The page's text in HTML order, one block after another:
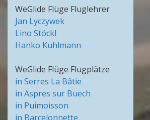
WeGlide Flüge Fluglehrer
Jan Lyczywek
Lino Stöckl
Hanko Kuhlmann
WeGlide Flüge Flugplätze
in Serres La Bâtie
in Aspres sur Buech
in Puimoisson
in Barcelonnette